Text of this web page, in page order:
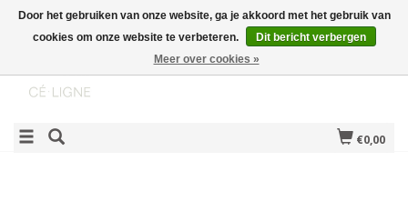
€0,00
Door het gebruiken van onze website, ga je akkoord met het gebruik van
cookies om onze website te verbeteren.
Dit bericht verbergen
Meer over cookies »